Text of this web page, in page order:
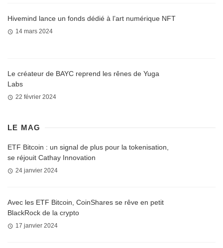
Hivemind lance un fonds dédié à l’art numérique NFT
14 mars 2024
Le créateur de BAYC reprend les rênes de Yuga
Labs
22 février 2024
LE MAG
ETF Bitcoin : un signal de plus pour la tokenisation,
se réjouit Cathay Innovation
24 janvier 2024
Avec les ETF Bitcoin, CoinShares se rêve en petit
BlackRock de la crypto
17 janvier 2024